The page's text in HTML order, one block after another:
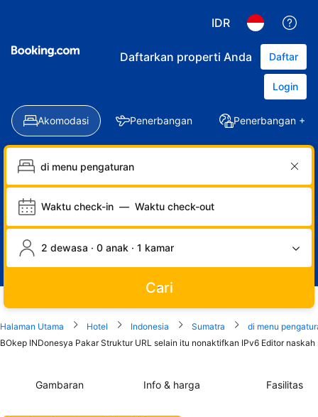
IDR
Daftarkan properti Anda Daftar
Login
Akomodasi Penerbangan Penerbangan +
Waktu check-in — Waktu check-out
2 dewasa · 0 anak · 1 kamar
Cari
Halaman Utama Hotel Indonesia Sumatra
di menu
BOkep INDonesya Pakar Struktur URL selain itu nonaktifkan IPv6 Editor
Gambaran Info & harga Fasilitas